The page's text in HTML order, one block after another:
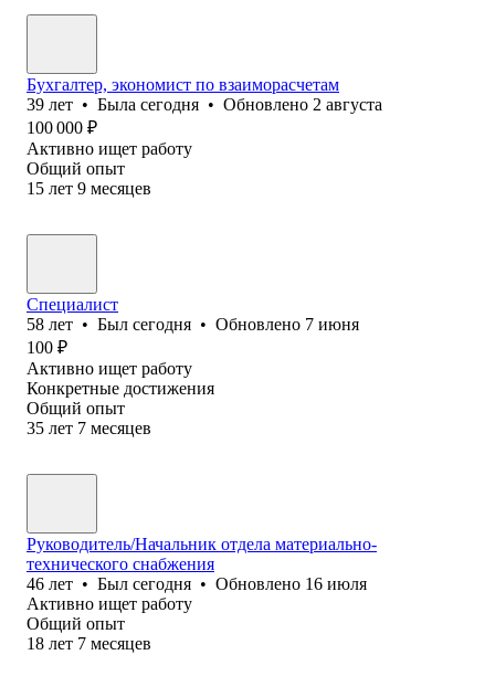
Бухгалтер, экономист по взаиморасчетам
39 лет • Была сегодня • Обновлено 2 августа
100 000 ₽
Активно ищет работу
Общий опыт
15 лет 9 месяцев
Специалист
58 лет • Был сегодня • Обновлено 7 июня
100 ₽
Активно ищет работу
Конкретные достижения
Общий опыт
35 лет 7 месяцев
Руководитель/Начальник отдела материально-
технического снабжения
46 лет • Был сегодня • Обновлено 16 июля
Активно ищет работу
Общий опыт
18 лет 7 месяцев